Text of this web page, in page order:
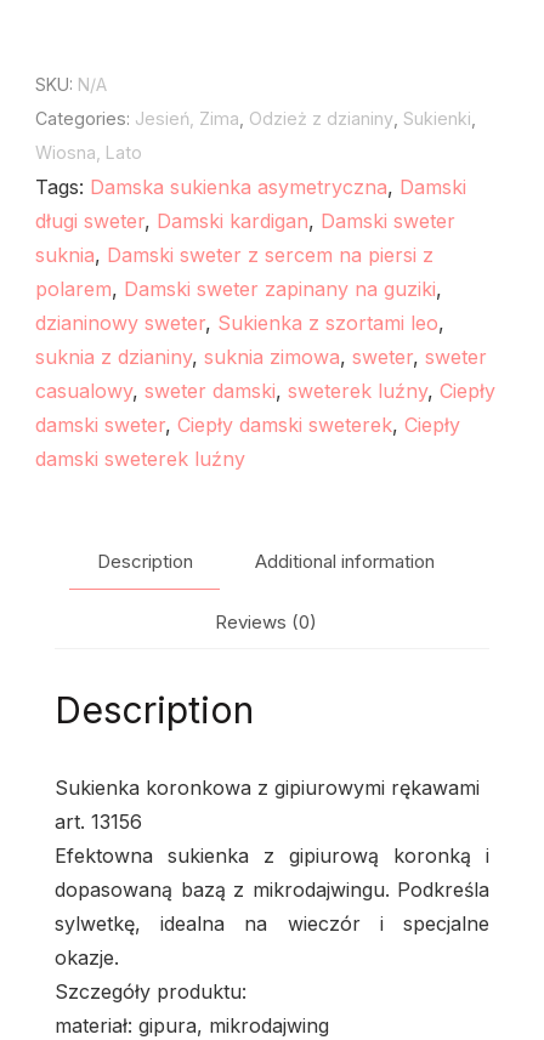
SKU: N/A
Categories: Jesień, Zima, Odzież z dzianiny, Sukienki,
Wiosna, Lato
Tags: Damska sukienka asymetryczna, Damski
długi sweter, Damski kardigan, Damski sweter
suknia, Damski sweter z sercem na piersi z
polarem, Damski sweter zapinany na guziki,
dzianinowy sweter, Sukienka z szortami leo,
suknia z dzianiny, suknia zimowa, sweter, sweter
casualowy, sweter damski, sweterek luźny, Сiepły
damski sweter, Сiepły damski sweterek, Сiepły
damski sweterek luźny
Description Additional information
Reviews (0)
Description
Sukienka koronkowa z gipiurowymi rękawami
art. 13156
Efektowna sukienka z gipiurową koronką i
dopasowaną bazą z mikrodajwingu. Podkreśla
sylwetkę, idealna na wieczór i specjalne
okazje.
Szczegóły produktu:
materiał: gipura, mikrodajwing